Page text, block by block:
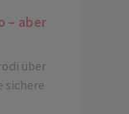
– aber
über
sichere